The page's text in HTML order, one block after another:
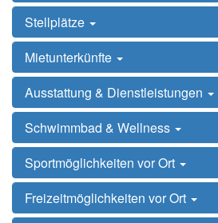
Stellplätze
Mietunterkünfte
Ausstattung & Dienstleistungen
Schwimmbad & Wellness
Sportmöglichkeiten vor Ort
Freizeitmöglichkeiten vor Ort